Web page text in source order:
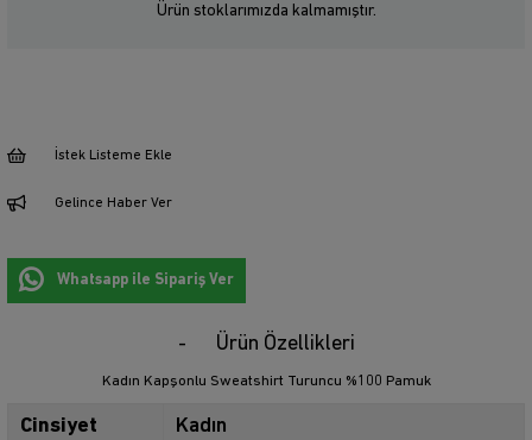
Ürün stoklarımızda kalmamıştır.
İstek Listeme Ekle
Gelince Haber Ver
Whatsapp ile Sipariş Ver
Ürün Özellikleri
Kadın Kapşonlu Sweatshirt Turuncu %100 Pamuk
Cinsiyet Kadın